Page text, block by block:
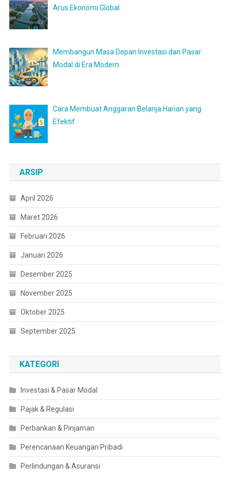
Arus Ekonomi Global
Membangun Masa Depan Investasi dan Pasar
Modal di Era Modern
Cara Membuat Anggaran Belanja Harian yang
Efektif
ARSIP
April 2026
Maret 2026
Februari 2026
Januari 2026
Desember 2025
November 2025
Oktober 2025
September 2025
KATEGORI
Investasi & Pasar Modal
Pajak & Regulasi
Perbankan & Pinjaman
Perencanaan Keuangan Pribadi
Perlindungan & Asuransi